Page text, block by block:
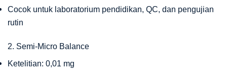
Cocok untuk laboratorium pendidikan, QC, dan pengujian
rutin
2. Semi-Micro Balance
Ketelitian: 0,01 mg